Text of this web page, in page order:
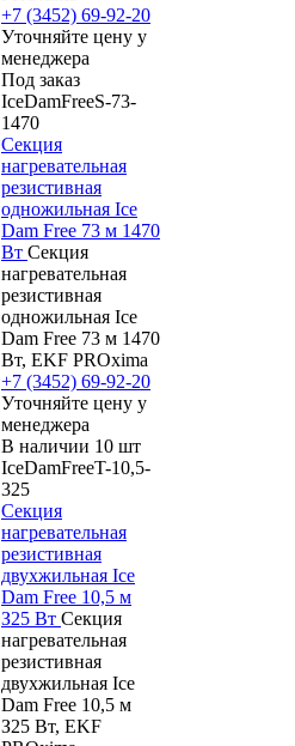
+7 (3452) 69-92-20
Уточняйте цену у
менеджера
Под заказ
IceDamFreeS-73-
1470
Секция
нагревательная
резистивная
одножильная Ice
Dam Free 73 м 1470
Вт Секция
нагревательная
резистивная
одножильная Ice
Dam Free 73 м 1470
Вт, EKF PROxima
+7 (3452) 69-92-20
Уточняйте цену у
менеджера
В наличии 10 шт
IceDamFreeT-10,5-
325
Секция
нагревательная
резистивная
двухжильная Ice
Dam Free 10,5 м
З25 Вт Секция
нагревательная
резистивная
двухжильная Ice
Dam Free 10,5 м
З25 Вт, EKF